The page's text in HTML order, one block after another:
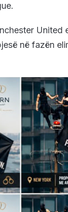
United
në fazën